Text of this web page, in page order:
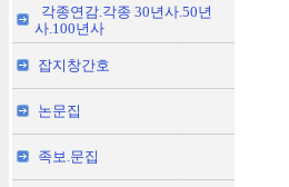
각종연감.각종 30년사.50년
사.100년사
잡지창간호
논문집
족보.문집